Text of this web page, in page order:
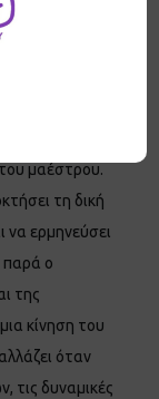
όλο. Και σε
από το
Το άρτιο
μαέστρου.
τη δική
να ερμηνεύσει
παρά ο
της
κίνηση του
όταν
τις δυναμικές